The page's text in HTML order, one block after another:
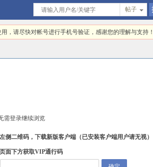
帖子
，请尽快对帐号进行手机号验证，感谢您的理解与支持！
需登录继续浏览
侧二维码，下载新版客户端（已安装客户端用户请无视）
面下方获取VIP通行码